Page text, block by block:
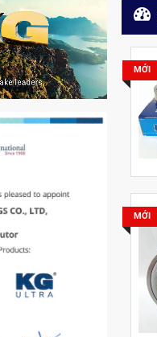
MỚI
MỚI
bi / Bạc đạn
698
BI PHS20
BI / BẠC ĐẠN
BI / BẠC ĐẠN
NƯỚC